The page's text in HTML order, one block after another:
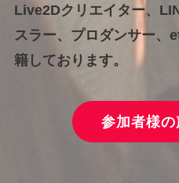
Live2Dクリエイター、
スラー、プロダンサー
籍しております。
参加者様の